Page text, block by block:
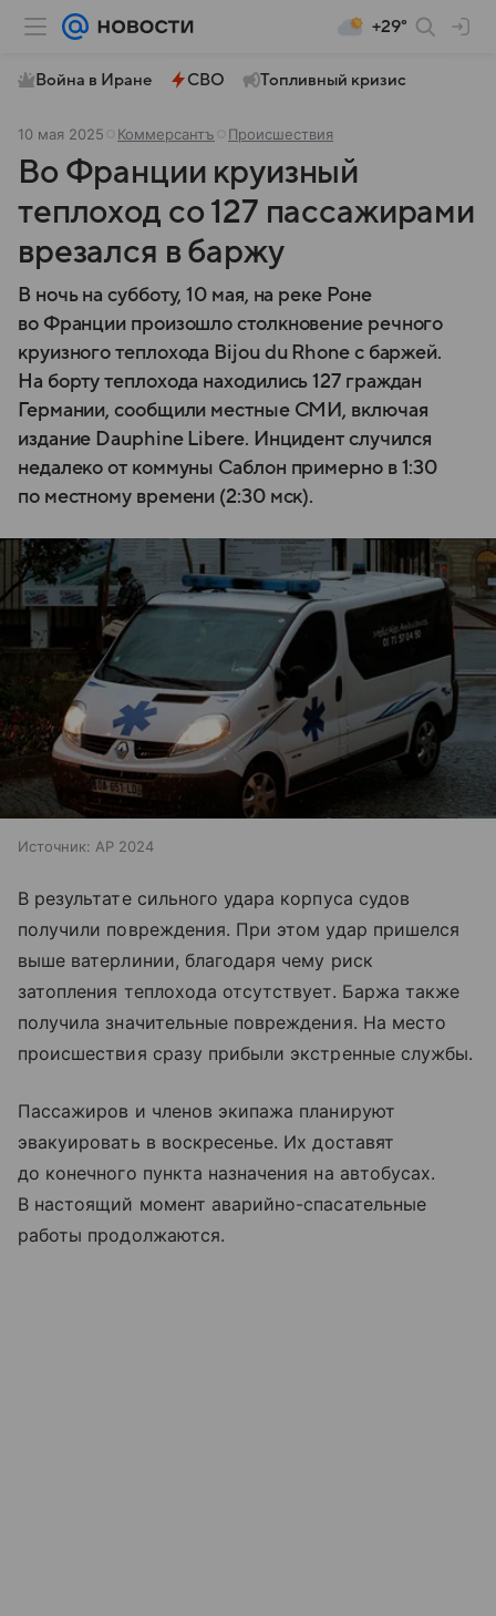
+29°
Война в Иране СВО Топливный кризис
10 мая 2025 Коммерсантъ Происшествия
Во Франции круизный
теплоход со 127 пассажирами
врезался в баржу
В ночь на субботу, 10 мая, на реке Роне
во Франции произошло столкновение речного
круизного теплохода Bijou du Rhone с баржей.
На борту теплохода находились 127 граждан
Германии, сообщили местные СМИ, включая
издание Dauphine Libere. Инцидент случился
недалеко от коммуны Саблон примерно в 1:30
по местному времени (2:30 мск).
Источник: AP 2024
В результате сильного удара корпуса судов
получили повреждения. При этом удар пришелся
выше ватерлинии, благодаря чему риск
затопления теплохода отсутствует. Баржа также
получила значительные повреждения. На место
происшествия сразу прибыли экстренные службы.
Пассажиров и членов экипажа планируют
эвакуировать в воскресенье. Их доставят
до конечного пункта назначения на автобусах.
В настоящий момент аварийно-спасательные
работы продолжаются.